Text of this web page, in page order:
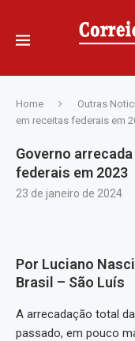
Home Outras
em receitas federais em
Governo
federais em 2023
23 de janeiro de 2024
Por Luciano
Brasil – São Luís
A arrecadação total
passado, em pouco